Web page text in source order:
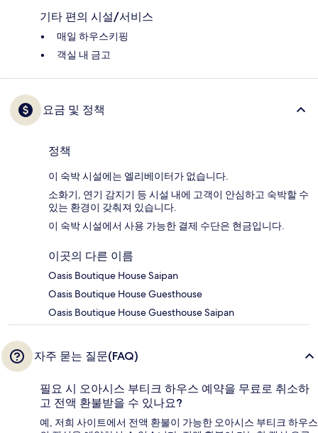
기타 편의 시설/서비스
매일 하우스키핑
객실 내 금고
요금 및 정책
정책
이 숙박 시설에는 엘리베이터가 없습니다.
소화기, 연기 감지기 등 시설 내에 고객이 안심하고 숙박할 수
있는 환경이 갖춰져 있습니다.
이 숙박 시설에서 사용 가능한 결제 수단은 현금입니다.
이곳의 다른 이름
Oasis Boutique House Saipan
Oasis Boutique House Guesthouse
Oasis Boutique House Guesthouse Saipan
자주 묻는 질문(FAQ)
필요 시 오아시스 부티크 하우스 예약을 무료로 취소하
고 전액 환불받을 수 있나요?
예, 저희 사이트에서 전액 환불이 가능한 오아시스 부티크 하우스